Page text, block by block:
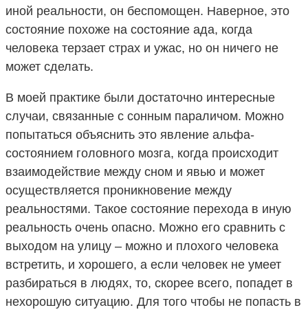
иной реальности, он беспомощен. Наверное, это
состояние похоже на состояние ада, когда
человека терзает страх и ужас, но он ничего не
может сделать.
В моей практике были достаточно интересные
случаи, связанные с сонным параличом. Можно
попытаться объяснить это явление альфа-
состоянием головного мозга, когда происходит
взаимодействие между сном и явью и может
осуществляется проникновение между
реальностями. Такое состояние перехода в иную
реальность очень опасно. Можно его сравнить с
выходом на улицу – можно и плохого человека
встретить, и хорошего, а если человек не умеет
разбираться в людях, то, скорее всего, попадет в
нехорошую ситуацию. Для того чтобы не попасть в